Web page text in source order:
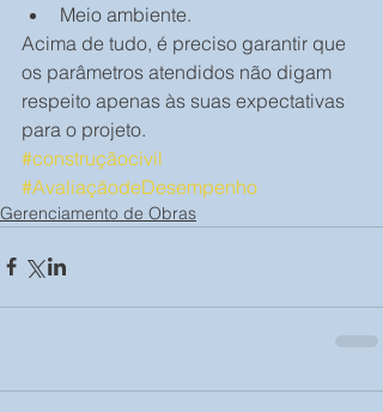
Meio ambiente.
Acima de tudo, é preciso garantir que
os parâmetros atendidos não digam
respeito apenas às suas expectativas
para o projeto.
#construçãocivil
#AvaliaçãodeDesempenho
Gerenciamento de Obras